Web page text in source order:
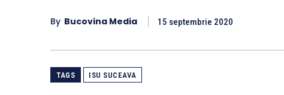
By Bucovina Media 15 septembrie 2020
TAGS ISU SUCEAVA